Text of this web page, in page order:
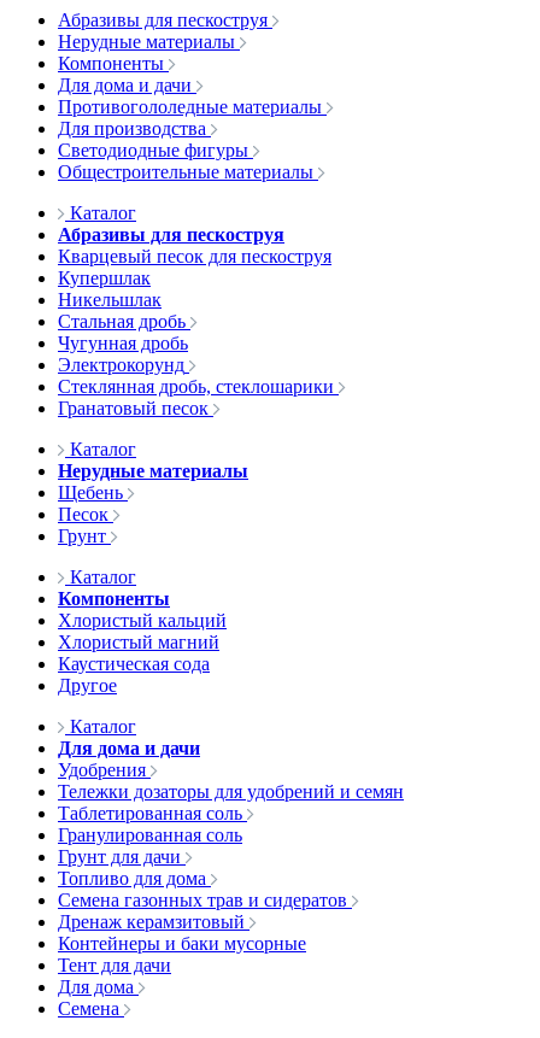
Абразивы для пескоструя
Нерудные материалы
Компоненты
Для дома и дачи
Противогололедные материалы
Для производства
Светодиодные фигуры
Общестроительные материалы
Каталог
Абразивы для пескоструя
Кварцевый песок для пескоструя
Купершлак
Никельшлак
Стальная дробь
Чугунная дробь
Электрокорунд
Стеклянная дробь, стеклошарики
Гранатовый песок
Каталог
Нерудные материалы
Щебень
Песок
Грунт
Каталог
Компоненты
Хлористый кальций
Хлористый магний
Каустическая сода
Другое
Каталог
Для дома и дачи
Удобрения
Тележки дозаторы для удобрений и семян
Таблетированная соль
Гранулированная соль
Грунт для дачи
Топливо для дома
Семена газонных трав и сидератов
Дренаж керамзитовый
Контейнеры и баки мусорные
Тент для дачи
Для дома
Семена